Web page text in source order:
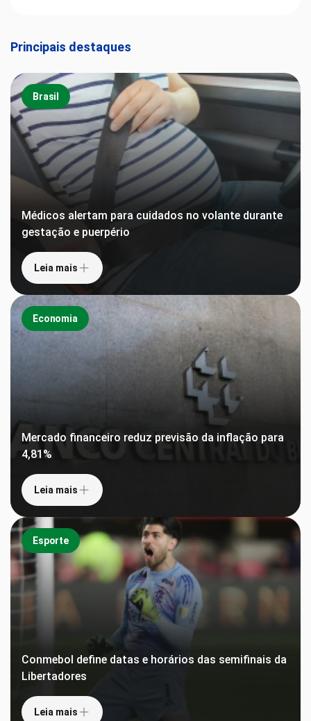
Principais destaques
Brasil
Médicos alertam para cuidados no volante durante
gestação e puerpério
Leia mais
Economia
Mercado financeiro reduz previsão da inflação para
4,81%
Leia mais
Esporte
Conmebol define datas e horários das semifinais da
Libertadores
Leia mais